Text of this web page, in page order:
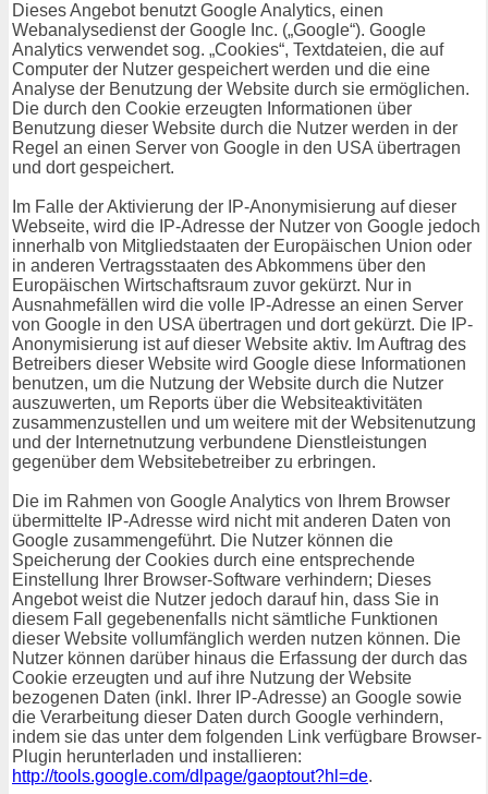
Dieses Angebot benutzt Google Analytics, einen
Webanalysedienst der Google Inc. („Google“). Google
Analytics verwendet sog. „Cookies“, Textdateien, die auf
Computer der Nutzer gespeichert werden und die eine
Analyse der Benutzung der Website durch sie ermöglichen.
Die durch den Cookie erzeugten Informationen über
Benutzung dieser Website durch die Nutzer werden in der
Regel an einen Server von Google in den USA übertragen
und dort gespeichert.
Im Falle der Aktivierung der IP-Anonymisierung auf dieser
Webseite, wird die IP-Adresse der Nutzer von Google jedoch
innerhalb von Mitgliedstaaten der Europäischen Union oder
in anderen Vertragsstaaten des Abkommens über den
Europäischen Wirtschaftsraum zuvor gekürzt. Nur in
Ausnahmefällen wird die volle IP-Adresse an einen Server
von Google in den USA übertragen und dort gekürzt. Die IP-
Anonymisierung ist auf dieser Website aktiv. Im Auftrag des
Betreibers dieser Website wird Google diese Informationen
benutzen, um die Nutzung der Website durch die Nutzer
auszuwerten, um Reports über die Websiteaktivitäten
zusammenzustellen und um weitere mit der Websitenutzung
und der Internetnutzung verbundene Dienstleistungen
gegenüber dem Websitebetreiber zu erbringen.
Die im Rahmen von Google Analytics von Ihrem Browser
übermittelte IP-Adresse wird nicht mit anderen Daten von
Google zusammengeführt. Die Nutzer können die
Speicherung der Cookies durch eine entsprechende
Einstellung Ihrer Browser-Software verhindern; Dieses
Angebot weist die Nutzer jedoch darauf hin, dass Sie in
diesem Fall gegebenenfalls nicht sämtliche Funktionen
dieser Website vollumfänglich werden nutzen können. Die
Nutzer können darüber hinaus die Erfassung der durch das
Cookie erzeugten und auf ihre Nutzung der Website
bezogenen Daten (inkl. Ihrer IP-Adresse) an Google sowie
die Verarbeitung dieser Daten durch Google verhindern,
indem sie das unter dem folgenden Link verfügbare Browser-
Plugin herunterladen und installieren:
http://tools.google.com/dlpage/gaoptout?hl=de.